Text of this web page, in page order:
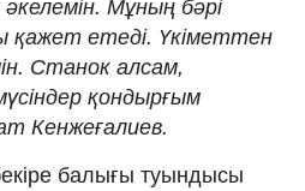
Мұның бәрі
қажет етеді. Үкіметтен
Станок алсам,
қондырғым
Кенжеғалиев.
балығы туындысы